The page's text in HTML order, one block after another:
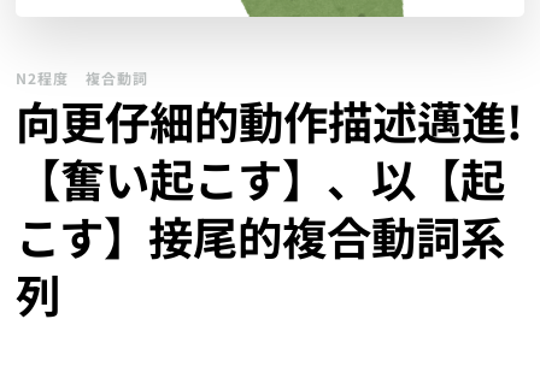
N2程度 複合動詞
向更仔細的動作描述邁進!
【奮い起こす】、以【起
こす】接尾的複合動詞系
列